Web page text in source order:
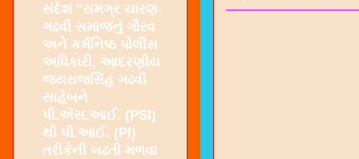
સંદેશ "સમગ્ર ચારણ-
ગઢવી સમાજનું ગૌરવ
અને કર્મનિષ્ઠ પોલીસ
અધિકારી, આદરણીય
જયરાજસિંહ ગઢવી
સાહેબને
પી.એસ.આઈ. (PSI)
થી પી.આઈ. (PI)
તરીકેની બઢતી મળવા